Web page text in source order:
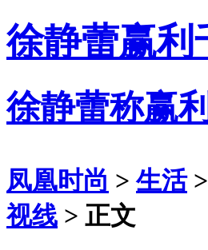
徐静蕾赢利
徐静蕾称赢
凤凰时尚 >生活>
视线 > 正文